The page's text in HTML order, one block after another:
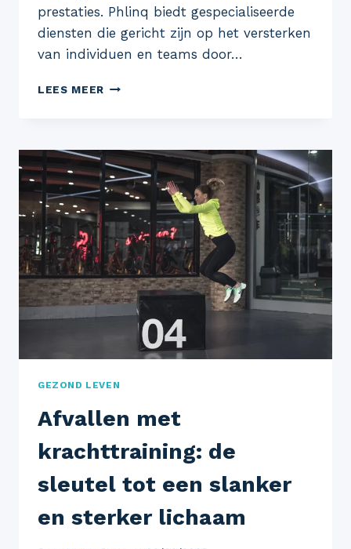
prestaties. Phlinq biedt gespecialiseerde
diensten die gericht zijn op het versterken
van individuen en teams door…
LEES MEER HET
TRAINING
EN
COACHING
VOOR
PROFESSIONELE
GROEI
GEZOND LEVEN
Afvallen met
krachttraining: de
sleutel tot een slanker
en sterker lichaam